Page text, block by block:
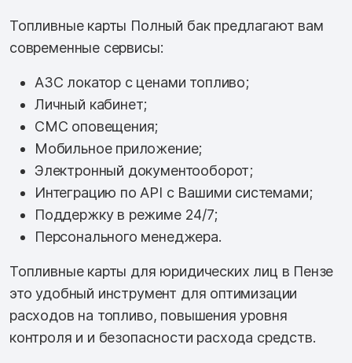
Топливные карты Полный бак предлагают вам
современные сервисы:
АЗС локатор с ценами топливо;
Личный кабинет;
СМС оповещения;
Мобильное приложение;
Электронный документооборот;
Интеграцию по API с Вашими системами;
Поддержку в режиме 24/7;
Персонального менеджера.
Топливные карты для юридических лиц в Пензе
это удобный инструмент для оптимизации
расходов на топливо, повышения уровня
контроля и и безопасности расхода средств.